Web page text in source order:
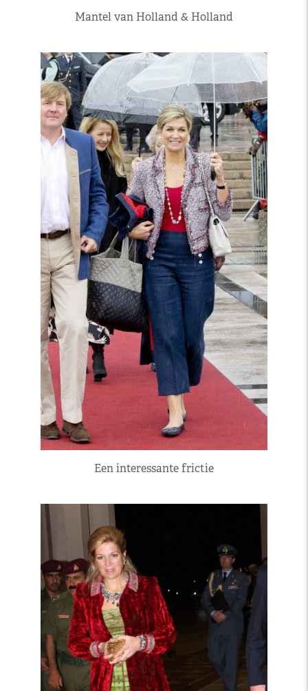
Mantel van Holland & Holland
Een interessante frictie